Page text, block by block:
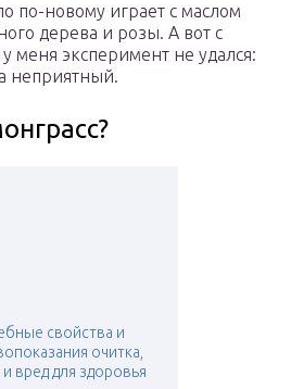
по-новому играет с маслом
дерева и розы. А вот с
меня эксперимент не удался:
неприятный.
свойства и
очитка,
и вред для здоровья